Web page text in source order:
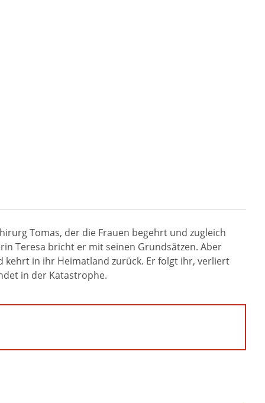
Tomas, der die Frauen begehrt und zugleich
Teresa bricht er mit seinen Grundsätzen. Aber
kehrt in ihr Heimatland zurück. Er folgt ihr, verliert
in der Katastrophe.